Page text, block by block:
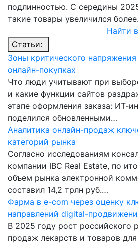
подлинностью. С середины
такие товары увеличился
Найти
Статьи:
Зоны критического
онлайн-покупках
Что люди учитывают при
и какие функции сайтов
этапе оформления заказа: ИТ-
поделился обновленными…
Аналитика онлайн-продаж
категорий рынка
Согласно исследованиям
компании IBC Real Estate, по
объем рынка электронной
составил 14,2 трлн руб.…
Фарма в e-com через оценку
направлений digital-
В 2025 году рост российского
продаж лекарств и товаров